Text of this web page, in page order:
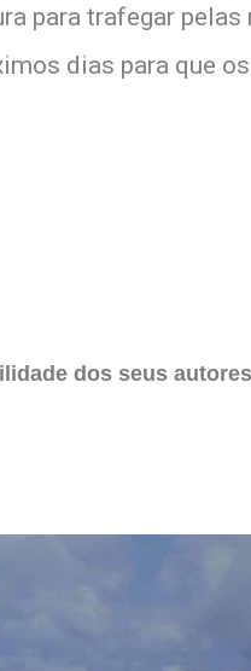
para trafegar pelas
dias para que
dos seus